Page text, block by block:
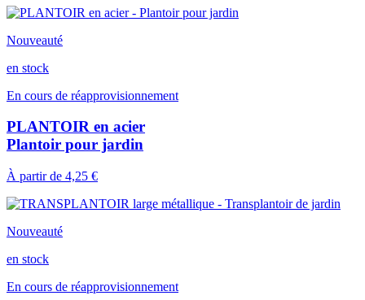
Nouveauté
en stock
En cours de réapprovisionnement
PLANTOIR en acier
Plantoir pour jardin
À partir de 4,25 €
Nouveauté
en stock
En cours de réapprovisionnement